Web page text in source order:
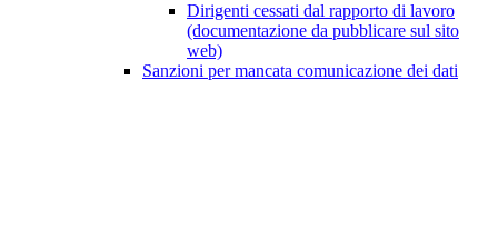
Dirigenti cessati dal rapporto di lavoro
(documentazione da pubblicare sul sito
web)
Sanzioni per mancata comunicazione dei dati